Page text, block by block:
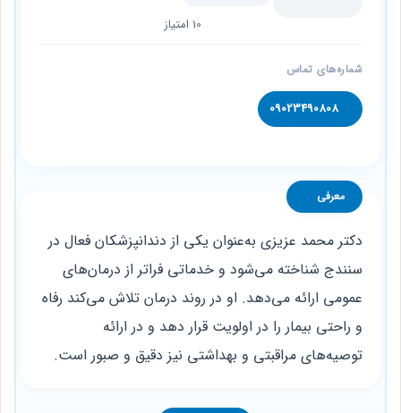
10 امتیاز
شماره‌های تماس
09023490808
معرفی
دکتر محمد عزیزی به‌عنوان یکی از دندانپزشکان فعال در
سنندج شناخته می‌شود و خدماتی فراتر از درمان‌های
عمومی ارائه می‌دهد. او در روند درمان تلاش می‌کند رفاه
و راحتی بیمار را در اولویت قرار دهد و در ارائه
توصیه‌های مراقبتی و بهداشتی نیز دقیق و صبور است.